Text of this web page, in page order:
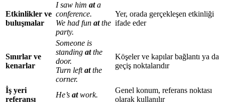
Etkinlikler ve
buluşmalar
I saw him ata
conference.
We had fun atthe
party.
Yer, orada gerçekleşen etkinliği
ifade eder
Sınırlar ve
kenarlar
Someone is
standing atthe
door.
Turn leftatthe
corner.
Köşeler ve kapılar bağlantı ya da
geçiş noktalarıdır
İş yeri
referansı
He’s atwork.
Genel konum, referans noktası
olarak kullanılır